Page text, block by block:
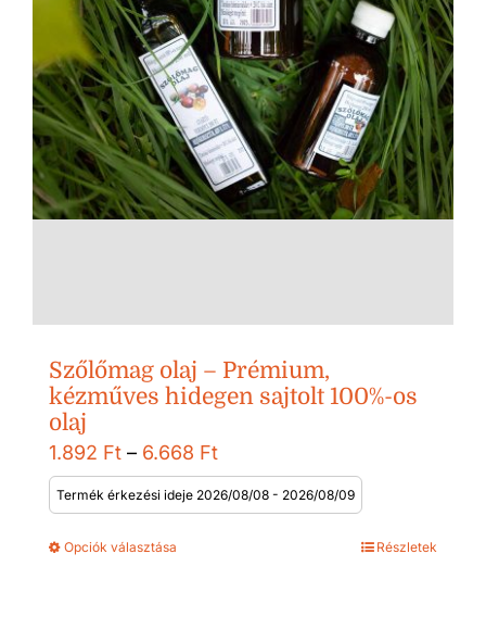
Szőlőmag olaj – Prémium,
kézműves hidegen sajtolt 100%-os
olaj
1.892 Ft – 6.668 FtÁrtartomány:
1.892 Ft
-
Termék érkezési ideje 2026/08/08 - 2026/08/09
Opciók választása Részletek